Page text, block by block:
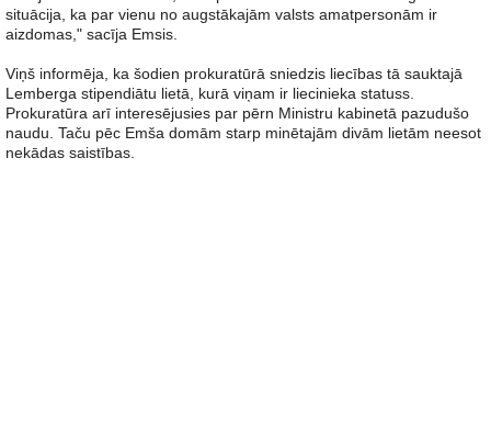
situācija, ka par vienu no augstākajām valsts amatpersonām ir
aizdomas," sacīja Emsis.
Viņš informēja, ka šodien prokuratūrā sniedzis liecības tā sauktajā
Lemberga stipendiātu lietā, kurā viņam ir liecinieka statuss.
Prokuratūra arī interesējusies par pērn Ministru kabinetā pazudušo
naudu. Taču pēc Emša domām starp minētajām divām lietām neesot
nekādas saistības.